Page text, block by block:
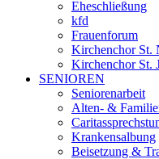
Eheschließung
kfd
Frauenforum
Kirchenchor St.
Kirchenchor St.
SENIOREN
Seniorenarbeit
Alten- &
Krankensalbung
Beisetzung &